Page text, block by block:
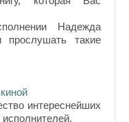
Надежда
прослушать такие
интереснейших